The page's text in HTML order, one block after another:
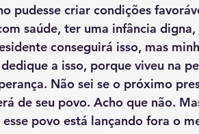
saúde, ter uma infância digna,
conseguirá isso, mas
a isso, porque viveu na
Não sei se o próximo
de seu povo. Acho que não.
povo está lançando fora o